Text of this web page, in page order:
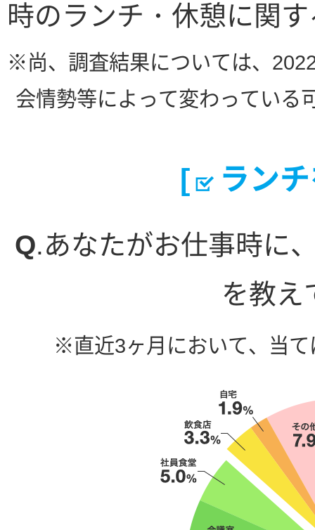
時のランチ・休憩に関
※尚、調査結果については、
会情勢等によって変わっている
[ ラン
Q.あなたがお仕事時に
を教え
※直近3ヶ月において、当